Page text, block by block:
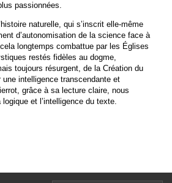
passionnées.
naturelle, qui s’inscrit elle-même
d’autonomisation de la science face à
longtemps combattue par les Églises
restés fidèles au dogme,
toujours résurgent, de la Création du
intelligence transcendante et
grâce à sa lecture claire, nous
et l’intelligence du texte.